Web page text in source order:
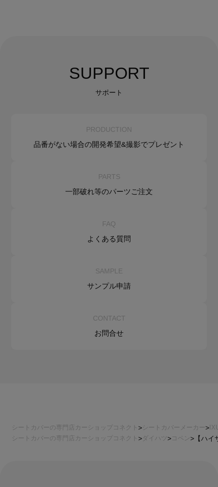
SUPPORT
サポート
PRODUCTION
品番がない場合の開発希望&撮影でプレゼント
PARTS
一部破れ等のパーツご注文
FAQ
よくある質問
SAMPLE
サンプル申請
CONTACT
お問合せ
シートカバーの専門店カーショップコネクト シートカバーメーカー
シートカバーの専門店カーショップコネクト
ダイハツ コペン 【ハイ